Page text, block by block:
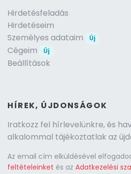
Hirdetésfeladás
Hirdetéseim
Személyes adataim
Új
Cégeim Új
Beállítások
HÍREK, ÚJDONSÁGOK
Iratkozz fel hírlevelünkre, és
alkalommal tájékoztatlak az
Az email cím elküldésével
feltételeinket és az Adatkezelési